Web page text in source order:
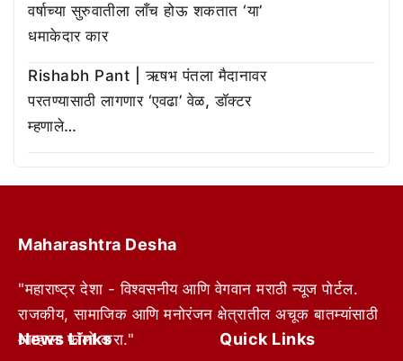
वर्षाच्या सुरुवातीला लाँच होऊ शकतात ‘या’
धमाकेदार कार
Rishabh Pant | ऋषभ पंतला मैदानावर
परतण्यासाठी लागणार ‘एवढा’ वेळ, डॉक्टर
म्हणाले…
Maharashtra Desha
"महाराष्ट्र देशा - विश्वसनीय आणि वेगवान मराठी न्यूज पोर्टल.
राजकीय, सामाजिक आणि मनोरंजन क्षेत्रातील अचूक बातम्यांसाठी
आम्हाला फॉलो करा."
News Links Quick Links